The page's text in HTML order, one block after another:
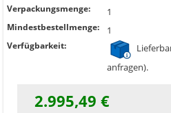
Verpackungsmenge: 1
Mindestbestellmenge: 1
Verfügbarkeit:
anfragen).
2.995,49 €